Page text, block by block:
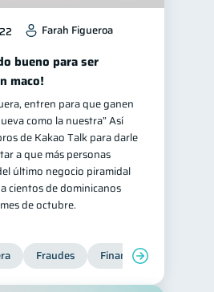
Farah Figueroa
bueno para ser
maco!
entren para que ganen
como la nuestra” Así
de Kakao Talk para darle
a que más personas
último negocio piramidal
cientos de dominicanos
de octubre.
Fraudes Finanzas personales